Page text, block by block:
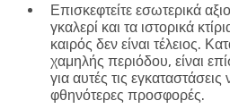
Επισκεφτείτε εσωτερικά
γκαλερί και τα ιστορικά
καιρός δεν είναι τέλειος.
χαμηλής περιόδου, είναι
για αυτές τις
φθηνότερες προσφορές.